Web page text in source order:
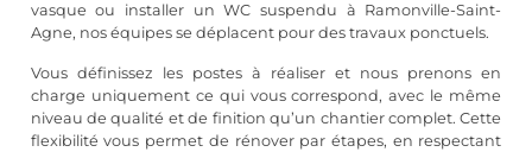
vasque ou installer un WC suspendu à Ramonville-Saint-
Agne, nos équipes se déplacent pour des travaux ponctuels.
Vous définissez les postes à réaliser et nous prenons en
charge uniquement ce qui vous correspond, avec le même
niveau de qualité et de finition qu’un chantier complet. Cette
flexibilité vous permet de rénover par étapes, en respectant